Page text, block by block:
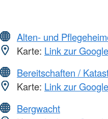
Alten- und
Karte: Link zur
Bereitschaften /
Karte: Link zur
Bergwacht